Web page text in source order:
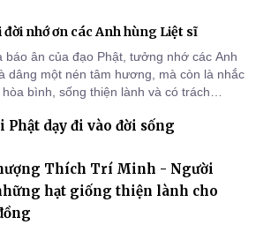
nhớ ơn các Anh hùng Liệt sĩ
báo ân của đạo Phật, tưởng nhớ các Anh
dâng một nén tâm hương, mà còn là nhắc
bình, sống thiện lành và có trách
Phật dạy đi vào đời sống
Thích Trí Minh - Người
hạt giống thiện lành cho